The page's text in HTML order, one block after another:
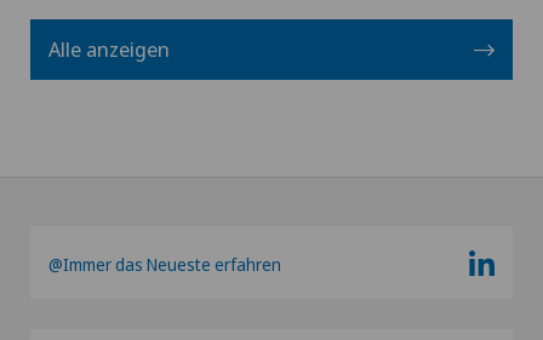
Alle anzeigen
@Immer das Neueste erfahren